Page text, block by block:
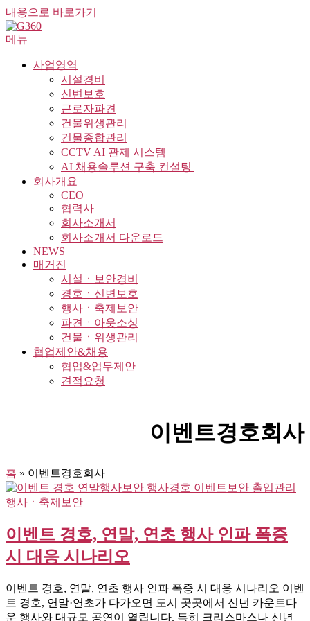
내용으로 바로가기
메뉴
사업영역
시설경비
신변보호
근로자파견
건물위생관리
건물종합관리
CCTV AI 관제 시스템
AI 채용솔루션 구축 컨설팅 ​
회사개요
CEO
협력사
회사소개서
회사소개서 다운로드
NEWS
매거진
시설ㆍ보안경비
경호ㆍ신변보호
행사ㆍ축제보안
파견ㆍ아웃소싱
건물ㆍ위생관리
협업제안&채용
협업&업무제안
견적요청
이벤트경호회사
홈 » 이벤트경호회사
행사ㆍ축제보안
이벤트 경호, 연말, 연초 행사 인파 폭증
시 대응 시나리오
이벤트 경호, 연말, 연초 행사 인파 폭증 시 대응 시나리오 이벤
트 경호, 연말·연초가 다가오면 도시 곳곳에서 신년 카운트다
운 행사와 대규모 공연이 열립니다. 특히 크리스마스나 신년